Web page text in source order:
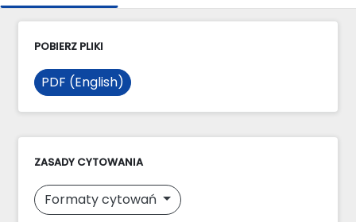
POBIERZ PLIKI
PDF (English)
ZASADY CYTOWANIA
Formaty cytowań